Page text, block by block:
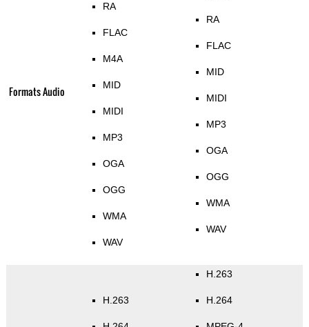
Formats Audio
RA
FLAC
M4A
MID
MIDI
MP3
OGA
OGG
WMA
WAV
RA
FLAC
MID
MIDI
MP3
OGA
OGG
WMA
WAV
H.263
H.263
H.264